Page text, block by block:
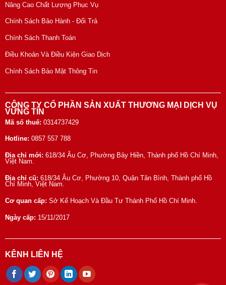
Nâng Cao Chất Lượng Phục Vụ
Chính Sách Bảo Hành - Đổi Trả
Chính Sách Thanh Toán
Điều Khoản Và Điều Kiện Giao Dịch
Chính Sách Bảo Mật Thông Tin
CÔNG TY CỔ PHẦN SẢN XUẤT THƯƠNG MẠI DỊCH VỤ
VỮNG TÍN
Mã số thuế: 0314737429
Hotline: 0857 557 788
Địa chỉ mới: 618/34 Âu Cơ, Phường Bảy Hiền, Thành phố Hồ Chí Minh,
Việt Nam.
Địa chỉ cũ: 618/34 Âu Cơ, Phường 10, Quận Tân Bình, Thành phố Hồ
Chí Minh, Việt Nam.
Cơ quan cấp: Sở Kế Hoạch Và Đầu Tư Thành Phố Hồ Chí Minh.
Ngày cấp: 15/11/2017
KÊNH LIÊN HỆ